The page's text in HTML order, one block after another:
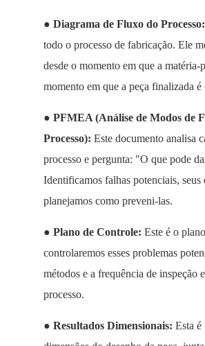
● Diagrama de Fluxo do Processo:
todo o processo de fabricação. Ele
desde o momento em que a matéria-
momento em que a peça finalizada é
● PFMEA (Análise de Modos de
Processo): Este documento analisa
processo e pergunta: "O que pode
Identificamos falhas potenciais, seus
planejamos como preveni-las.
● Plano de Controle: Este é o
controlaremos esses problemas
métodos e a frequência de inspeção
processo.
● Resultados Dimensionais: Esta é